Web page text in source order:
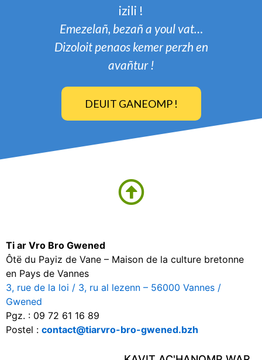
izili !
Emezelañ, bezañ a youl vat…
Dizoloit penaos kemer perzh en
avañtur !
DEUIT GANEOMP !
Ti ar Vro Bro Gwened
Ôtë du Payiz de Vane – Maison de la culture bretonne
en Pays de Vannes
3, rue de la loi / 3, ru al lezenn – 56000 Vannes /
Gwened
Pgz. : 09 72 61 16 89
Postel : contact@tiarvro-bro-gwened.bzh